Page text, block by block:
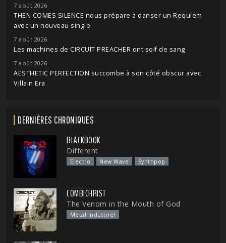
7 août 2026
THEN COMES SILENCE nous prépare à danser un Requiem
avec un nouveau single
7 août 2026
Les machines de CIRCUIT PREACHER ont soif de sang
7 août 2026
AESTHETIC PERFECTION succombe à son côté obscur avec
Villain Era
DERNIÈRES CHRONIQUES
BLACKBOOK
Different
Electro New Wave Synthpop
COMBICHRIST
The Venom in the Mouth of God
Metal Industriel